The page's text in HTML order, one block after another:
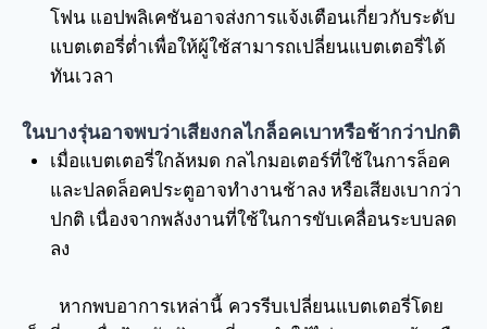
โฟน แอปพลิเคชันอาจส่งการแจ้งเตือนเกี่ยวกับระดับ
แบตเตอรี่ต่ำเพื่อให้ผู้ใช้สามารถเปลี่ยนแบตเตอรี่ได้
ทันเวลา
ในบางรุ่นอาจพบว่าเสียงกลไกล็อคเบาหรือช้ากว่าปกติ
เมื่อแบตเตอรี่ใกล้หมด กลไกมอเตอร์ที่ใช้ในการล็อค
และปลดล็อคประตูอาจทำงานช้าลง หรือเสียงเบากว่า
ปกติ เนื่องจากพลังงานที่ใช้ในการขับเคลื่อนระบบลด
ลง
หากพบอาการเหล่านี้ ควรรีบเปลี่ยนแบตเตอรี่โดย